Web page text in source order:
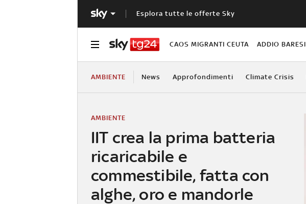
Esplora tutte le offerte Sky
CAOS MIGRANTI CEUTA ADDIO BARESI
AMBIENTE News Approfondimenti Climate Crisis
IIT crea la prima batteria
ricaricabile e
commestibile, fatta con
alghe, oro e mandorle
AMBIENTE